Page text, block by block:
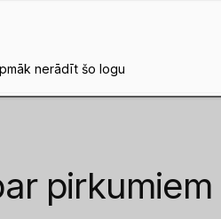
pirkumiem
nerādīt šo logu